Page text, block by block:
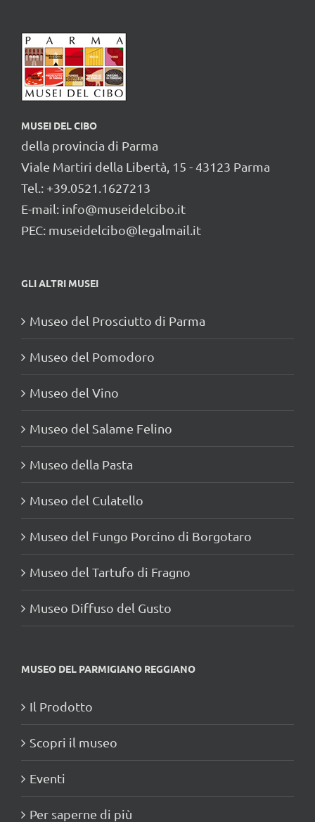
MUSEI DEL CIBO
della provincia di Parma
Viale Martiri della Libertà, 15 - 43123 Parma
Tel.: +39.0521.1627213
E-mail: info@museidelcibo.it
PEC: museidelcibo@legalmail.it
GLI ALTRI MUSEI
Museo del Prosciutto di Parma
Museo del Pomodoro
Museo del Vino
Museo del Salame Felino
Museo della Pasta
Museo del Culatello
Museo del Fungo Porcino di Borgotaro
Museo del Tartufo di Fragno
Museo Diffuso del Gusto
MUSEO DEL PARMIGIANO REGGIANO
Il Prodotto
Scopri il museo
Eventi
Per saperne di più